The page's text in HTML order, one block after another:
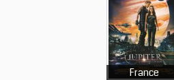
France